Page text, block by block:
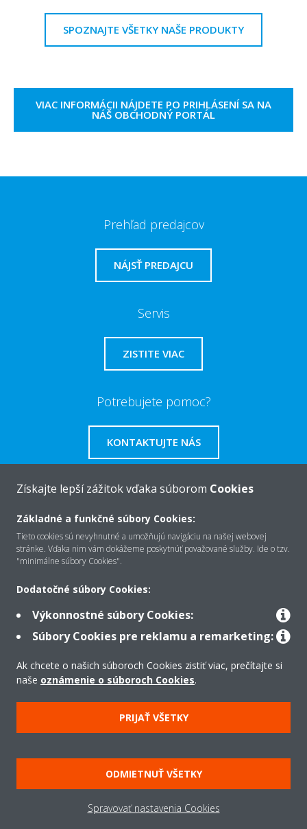
SPOZNAJTE VŠETKY NAŠE PRODUKTY
VIAC INFORMÁCII NÁJDETE PO PRIHLÁSENÍ SA NA
NÁŠ OBCHODNÝ PORTÁL
Prehľad predajcov
NÁJSŤ PREDAJCU
Servis
ZISTITE VIAC
Potrebujete pomoc?
KONTAKTUJTE NÁS
O Daikin
Kontakt
Produkty
Copyright © Daikin
Právne oznámenie
Súbory cookie
Zásady ochrany údajov
Všeobecné obchodné podmienky
Získajte lepší zážitok vďaka súborom Cookies
Základné a funkčné súbory Cookies:
Tieto cookies sú nevyhnutné a umožňujú navigáciu na našej webovej
stránke. Vďaka nim vám dokážeme poskytnúť považované služby. Ide o tzv.
"minimálne súbory Cookies".
Dodatočné súbory Cookies:
Výkonnostné súbory Cookies:
Súbory Cookies pre reklamu a remarketing:
Ak chcete o našich súboroch Cookies zistiť viac, prečítajte si
naše oznámenie o súboroch Cookies.
PRIJAŤ VŠETKY
ODMIETNUŤ VŠETKY
Spravovať nastavenia Cookies